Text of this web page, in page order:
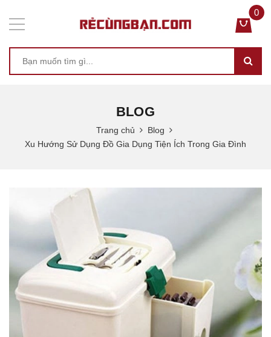
0
BLOG
Trang chủ
Blog
Xu Hướng Sử Dụng Đồ Gia Dụng Tiện Ích Trong Gia Đình